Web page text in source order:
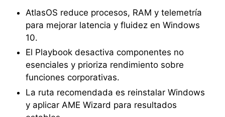
AtlasOS reduce procesos, RAM y telemetría
para mejorar latencia y fluidez en Windows
10.
El Playbook desactiva componentes no
esenciales y prioriza rendimiento sobre
funciones corporativas.
La ruta recomendada es reinstalar Windows
y aplicar AME Wizard para resultados